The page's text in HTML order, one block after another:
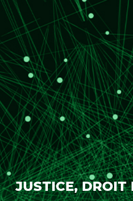
JUSTICE, DROIT